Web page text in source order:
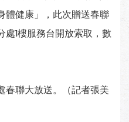
體健康」，此次贈送春聯
1樓服務台開放索取，數
春聯大放送。（記者張美